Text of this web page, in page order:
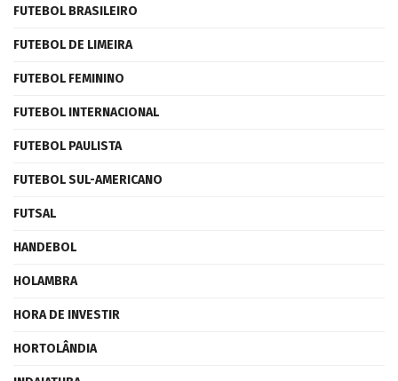
FUTEBOL BRASILEIRO
FUTEBOL DE LIMEIRA
FUTEBOL FEMININO
FUTEBOL INTERNACIONAL
FUTEBOL PAULISTA
FUTEBOL SUL-AMERICANO
FUTSAL
HANDEBOL
HOLAMBRA
HORA DE INVESTIR
HORTOLÂNDIA